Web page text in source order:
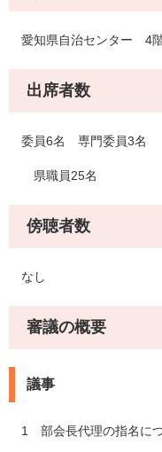
愛知県自治センター 4
出席者数
委員6名 専門委員3名
県職員25名
傍聴者数
なし
審議の概要
議事
1 部会長代理の指名に